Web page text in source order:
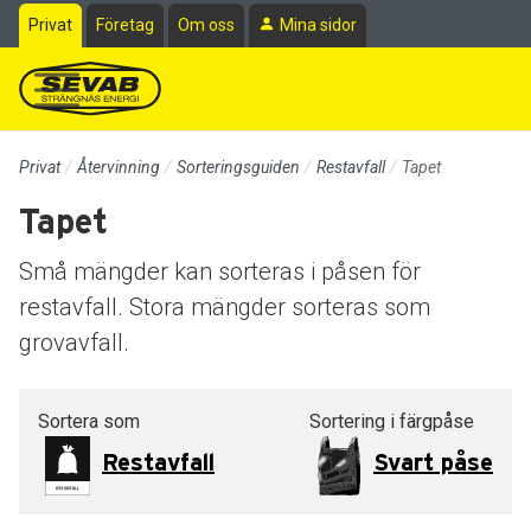
Till sidans huvudinnehåll
Privat Företag Om oss Mina sidor
Privat Återvinning Sorteringsguiden Restavfall Tapet
Tapet
Små mängder kan sorteras i påsen för
restavfall. Stora mängder sorteras som
grovavfall.
Sortera som
Restavfall
Sortering i färgpåse
Svart påse